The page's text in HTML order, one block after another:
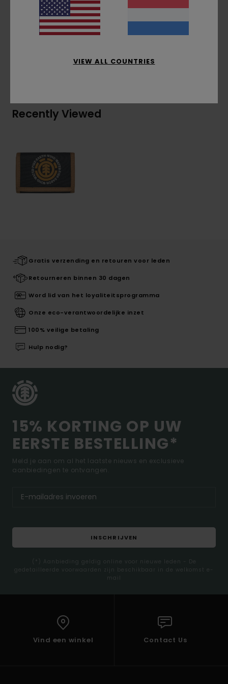
Samenstelling[Hoofdmateriaal] 100% gerecycled
polyester
Recently Viewed
Gratis verzending en retouren voor leden
Retourneren binnen 30 dagen
Word lid van het loyaliteitsprogramma
Onze eco-verantwoordelijke inzet
100% veilige betaling
Hulp nodig?
15% KORTING OP UW
EERSTE BESTELLING*
Meld je aan om al het laatste nieuws en exclusieve
aanbiedingen te ontvangen.
INSCHRIJVEN
(*) Aanbieding geldig online voor nieuwe leden - De
gedetailleerde voorwaarden zijn beschikbaar in de welkomst e-
mail
Vind een winkel Contact Us
VIEW ALL COUNTRIES